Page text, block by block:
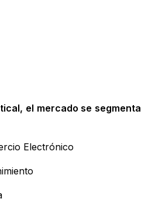
el mercado se segmenta
Electrónico